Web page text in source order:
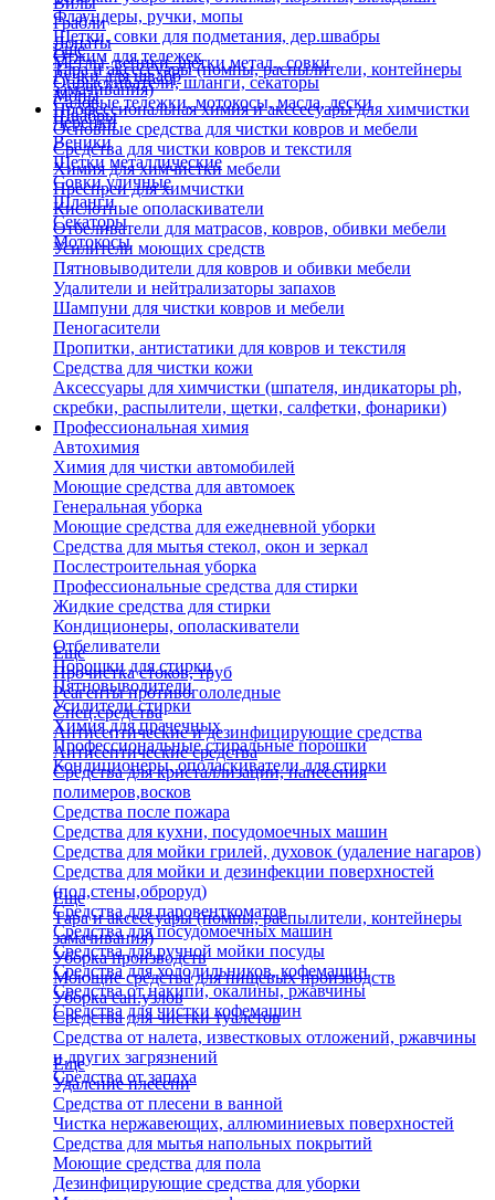
Флаундеры, ручки, мопы
Щетки, совки для подметания, дер.швабры
Отжим для тележек
Ручки для швабр
Мопы
Швабры
Грабли
Лопаты
Метлы, веники, щетки метал., совки
Опрыскиватели, шланги, секаторы
Садовые тележки, мотокосы, масла, лески
Черенки
Веники
Щетки металлические
Совки уличные
Шланги
Секаторы
Мотокосы
Еще
Тара и аксессуары (помпы, распылители, контейнеры
замачивания)
Профессиональная химия и акссесуары для химчистки
Основные средства для чистки ковров и мебели
Средства для чистки ковров и текстиля
Химия для химчистки мебели
Преспреи для химчистки
Кислотные ополаскиватели
Отбеливатели для матрасов, ковров, обивки мебели
Усилители моющих средств
Пятновыводители для ковров и обивки мебели
Удалители и нейтрализаторы запахов
Шампуни для чистки ковров и мебели
Пеногасители
Пропитки, антистатики для ковров и текстиля
Средства для чистки кожи
Аксессуары для химчистки (шпателя, индикаторы ph,
скребки, распылители, щетки, салфетки, фонарики)
Профессиональная химия
Автохимия
Химия для чистки автомобилей
Моющие средства для автомоек
Генеральная уборка
Моющие средства для ежедневной уборки
Средства для мытья стекол, окон и зеркал
Послестроительная уборка
Профессиональные средства для стирки
Жидкие средства для стирки
Кондиционеры, ополаскиватели
Отбеливатели
Порошки для стирки
Пятновыводители
Усилители стирки
Химия для прачечных
Профессиональные стиральные порошки
Кондиционеры, ополаскиватели для стирки
Еще
Прочистка стоков, труб
Реагенты противогололедные
Спец.средства
Антисептические и дезинфицирующие средства
Антисептические средства
Средства для кристаллизации, нанесения
полимеров,восков
Средства после пожара
Средства для кухни, посудомоечных машин
Средства для мойки грилей, духовок (удаление нагаров)
Средства для мойки и дезинфекции поверхностей
(пол,стены,оброруд)
Средства для паровенткоматов
Средства для посудомоечных машин
Средства для ручной мойки посуды
Средства для холодильников, кофемашин
Средства от накипи, окалины, ржавчины
Средства для чистки кофемашин
Еще
Тара и аксессуары (помпы, распылители, контейнеры
замачивания)
Уборка производств
Моющие средства для пищевых производств
Уборка сан.узлов
Средства для чистки туалетов
Средства от налета, известковых отложений, ржавчины
и других загрязнений
Средства от запаха
Еще
Удаление плесени
Средства от плесени в ванной
Чистка нержавеющих, аллюминиевых поверхностей
Средства для мытья напольных покрытий
Моющие средства для пола
Дезинфицирующие средства для уборки